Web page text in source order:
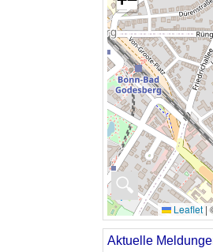
🔍
Leaflet |
Aktuelle